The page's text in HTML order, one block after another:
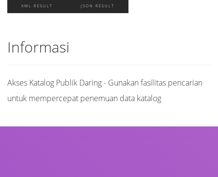
XML RESULT JSON RESULT
Informasi
Akses Katalog Publik Daring - Gunakan fasilitas pencarian
untuk mempercepat penemuan data katalog